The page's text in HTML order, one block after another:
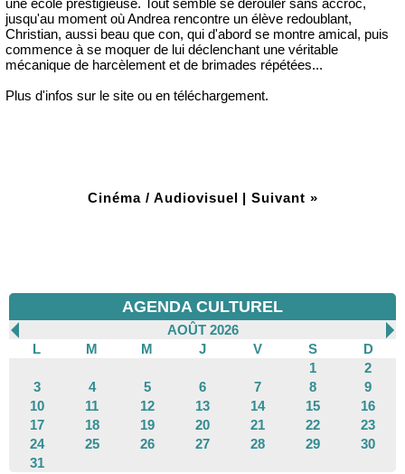
une école prestigieuse. Tout semble se dérouler sans accroc,
jusqu'au moment où Andrea rencontre un élève redoublant,
Christian, aussi beau que con, qui d'abord se montre amical, puis
commence à se moquer de lui déclenchant une véritable
mécanique de harcèlement et de brimades répétées...
Plus d'infos sur le site ou en téléchargement.
Cinéma / Audiovisuel | Suivant »
AGENDA CULTUREL
AOÛT 2026
L
M M J V S
D
1
2
3
4 5 6 7 8
9
10
11 12 13 14 15
16
17
18 19 20 21 22
23
24
25 26 27 28 29
30
31